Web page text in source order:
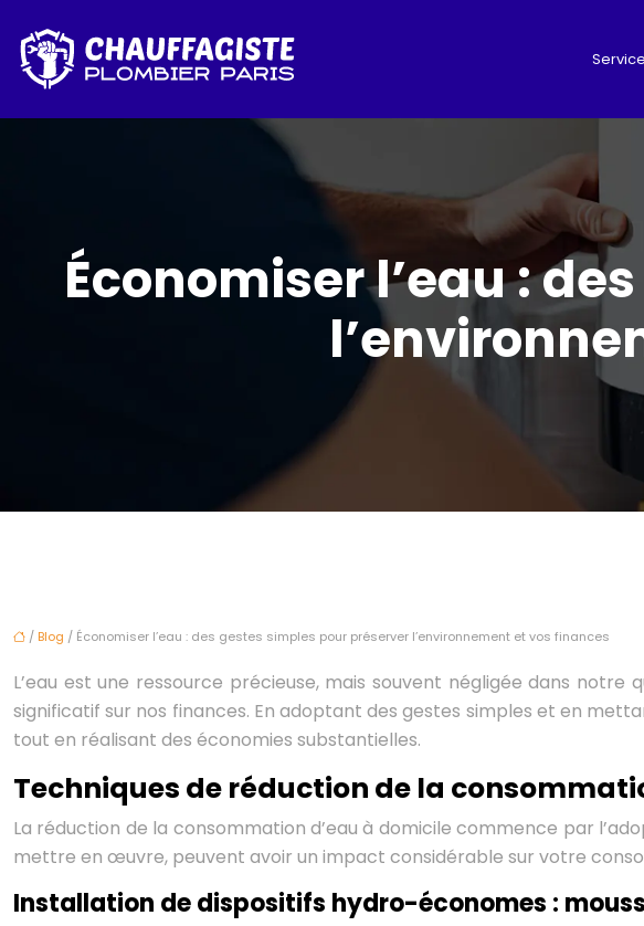
Économiser l’eau :
/ Blog / Économiser l’eau : des gestes simples pour préserver l’environnement et vos finances
L’eau est une ressource précieuse, mais souvent négligée dans
significatif sur nos finances. En adoptant des gestes simples et en
tout en réalisant des économies substantielles.
Techniques de réduction de la
La réduction de la consommation d’eau à domicile commence par
mettre en œuvre, peuvent avoir un impact considérable sur votre
Installation de dispositifs hydro-économes :